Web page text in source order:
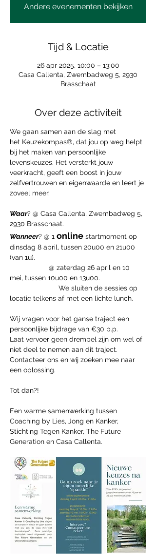
Andere evenementen bekijken
Tijd & Locatie
26 apr 2025, 10:00 – 13:00
Casa Callenta, Zwembadweg 5, 2930
Brasschaat
Over deze activiteit
We gaan samen aan de slag met
het Keuzekompas®, dat jou op weg helpt
bij het maken van persoonlijke
levenskeuzes. Het versterkt jouw
veerkracht, geeft een boost in jouw
zelfvertrouwen en eigenwaarde en leert je
zoveel meer.
Waar? @ Casa Callenta, Zwembadweg 5,
2930 Brasschaat.
Wanneer? @ 1 online startmoment op
dinsdag 8 april, tussen 20u00 en 21u00
(van 1u).
mei, tussen 10u00 en 13u00.
locatie telkens af met een lichte lunch.
Wij vragen voor het ganse traject een
persoonlijke bijdrage van €30 p.p.
Laat vervoer geen drempel zijn om wel of
niet deel te nemen aan dit traject.
Contacteer ons en wij zoeken mee naar
een oplossing.
Tot dan?!
Een warme samenwerking tussen
Coaching by Lies, Jong en Kanker,
Stichting Tegen Kanker, The Future
Generation en Casa Callenta.